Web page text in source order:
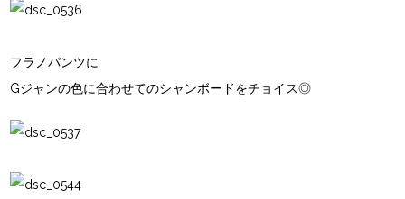
フラノパンツに
Gジャンの色に合わせてのシャンボードをチョイス◎